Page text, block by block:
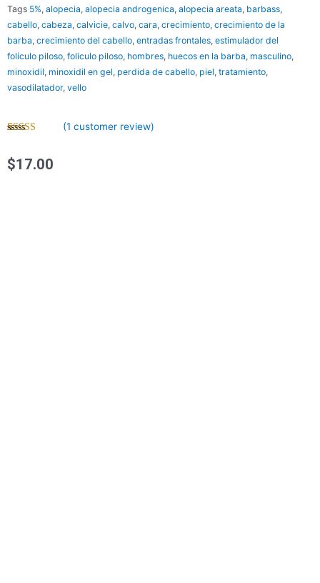
Tags 5%, alopecia, alopecia androgenica, alopecia areata, barbass,
cabello, cabeza, calvicie, calvo, cara, crecimiento, crecimiento de la
barba, crecimiento del cabello, entradas frontales, estimulador del
folículo piloso, foliculo piloso, hombres, huecos en la barba, masculino,
minoxidil, minoxidil en gel, perdida de cabello, piel, tratamiento,
vasodilatador, vello
based on
customer
(1 customer review)
$17.00